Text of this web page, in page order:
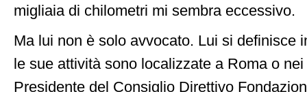
migliaia di chilometri mi sembra eccessivo.
Ma lui non è solo avvocato. Lui si definisce
le sue attività sono localizzate a Roma o
Presidente del Consiglio Direttivo